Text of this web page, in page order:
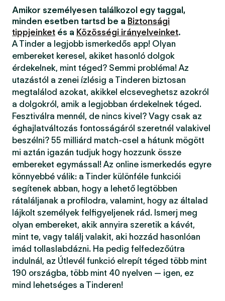
Amikor személyesen találkozol egy taggal,
minden esetben tartsd be a Biztonsági
tippjeinket és a Közösségi irányelveinket.
A Tinder a legjobb ismerkedős app! Olyan
embereket keresel, akiket hasonló dolgok
érdekelnek, mint téged? Semmi probléma! Az
utazástól a zenei ízlésig a Tinderen biztosan
megtalálod azokat, akikkel elcseveghetsz azokról
a dolgokról, amik a legjobban érdekelnek téged.
Fesztiválra mennél, de nincs kivel? Vagy csak az
éghajlatváltozás fontosságáról szeretnél valakivel
beszélni? 55 milliárd match-csel a hátunk mögött
mi aztán igazán tudjuk hogy hozzunk össze
embereket egymással! Az online ismerkedés egyre
könnyebbé válik: a Tinder különféle funkciói
segítenek abban, hogy a lehető legtöbben
rátaláljanak a profilodra, valamint, hogy az általad
lájkolt személyek felfigyeljenek rád. Ismerj meg
olyan embereket, akik annyira szeretik a kávét,
mint te, vagy találj valakit, aki hozzád hasonlóan
imád tollaslabdázni. Ha pedig felfedezőútra
indulnál, az Útlevél funkció elrepít téged több mint
190 országba, több mint 40 nyelven — igen, ez
mind lehetséges a Tinderen!